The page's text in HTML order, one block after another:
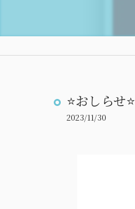
⭐️おしらせ⭐️
2023/11/30